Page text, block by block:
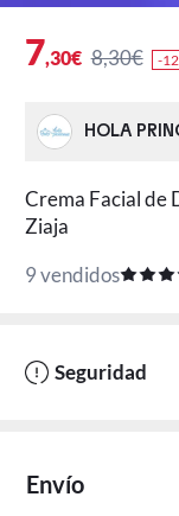
7,30€ 8,30€ -
HOLA
Crema Facial de
Ziaja
9 vendidos
Seguridad
Envío